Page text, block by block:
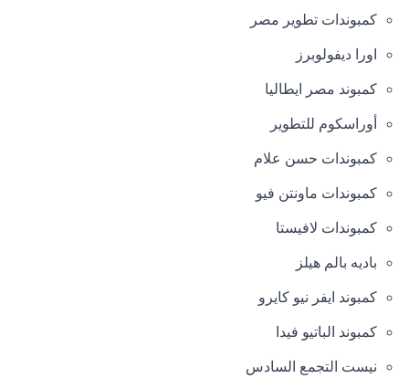
كمبوندات تطوير مصر
اورا ديفولوبرز
كمبوند مصر ايطاليا
أوراسكوم للتطوير
كمبوندات حسن علام
كمبوندات ماونتن فيو
كمبوندات لافيستا
باديه بالم هيلز
كمبوند ايفر نيو كايرو
كمبوند الباتيو فيدا
نيست التجمع السادس